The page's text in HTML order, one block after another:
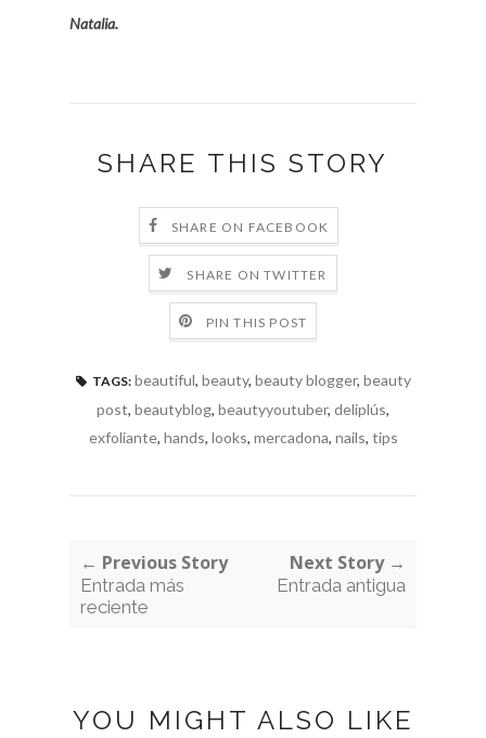
Natalia.
SHARE THIS STORY
SHARE ON FACEBOOK
SHARE ON TWITTER
PIN THIS POST
TAGS: beautiful, beauty, beauty blogger, beauty
post, beautyblog, beautyyoutuber, deliplús,
exfoliante, hands, looks, mercadona, nails, tips
← Previous Story
Entrada más
reciente
Next Story →
Entrada antigua
YOU MIGHT ALSO LIKE